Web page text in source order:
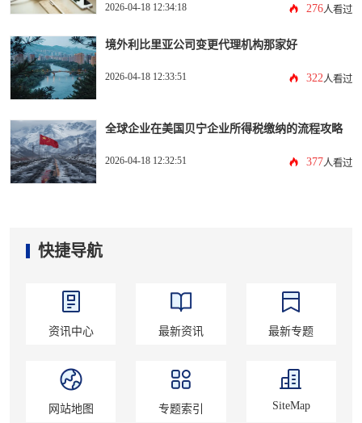
2026-04-18 12:34:18 276人看过
境外利比里亚公司变更代理机构那家好
2026-04-18 12:33:51 322 人看过
全球企业在美国贝宁企业所得税缴纳的流程攻略
2026-04-18 12:32:51 377人看过
快捷导航
资讯中心 最新资讯 最新专题
网站地图 专题索引 SiteMap